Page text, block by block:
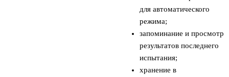
для автоматического
режима;
запоминание и просмотр
результатов последнего
испытания;
хранение в